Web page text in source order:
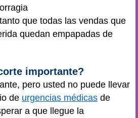
que todas las vendas que
quedan empapadas de
importante?
pero usted no puede llevar
de urgencias médicas de
a que llegue la